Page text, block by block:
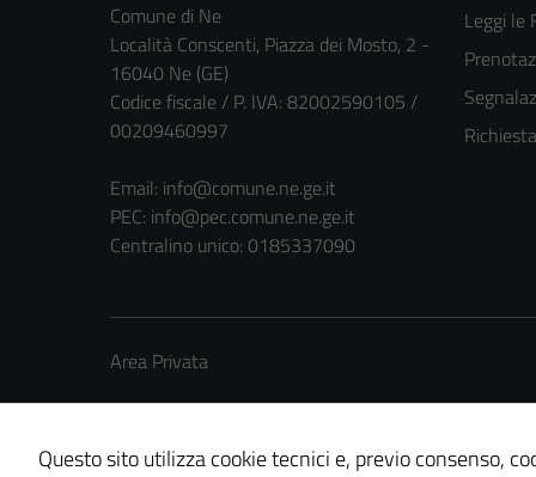
Comune di Ne
Località Conscenti, Piazza dei Mosto, 2 -
16040 Ne (GE)
Codice fiscale / P. IVA: 82002590105 /
00209460997
Email: info@comune.ne.ge.it
PEC: info@pec.comune.ne.ge.it
Centralino unico: 0185337090
Leggi le
Area Privata
Questo sito utilizza cookie tecnici e, previo consenso,